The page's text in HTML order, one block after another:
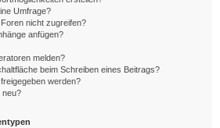
Umfrage?
nicht zugreifen?
anfügen?
melden?
beim Schreiben eines Beitrags?
werden?
neu?